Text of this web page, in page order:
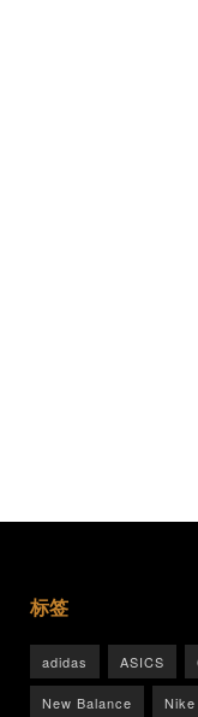
标签
adidas ASICS
New Balance Nike